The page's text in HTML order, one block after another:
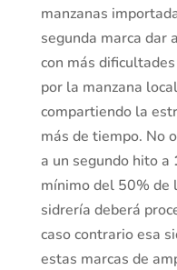
manzanas
segunda marca dar
con más
por la manzana
compartiendo la
más de tiempo. No
a un segundo hito a
mínimo del 50% de
sidrería deberá
caso contrario esa
estas marcas de